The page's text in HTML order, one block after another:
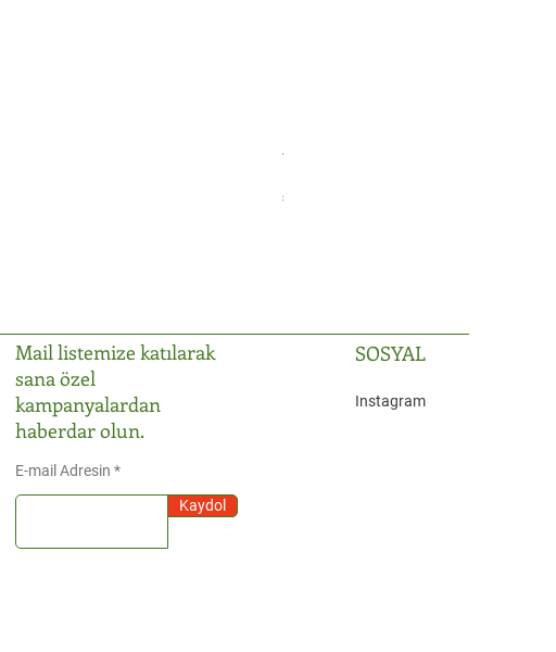
The Prism
Fiyat
₺2.999,99
Mail listemize katılarak
sana özel
kampanyalardan
haberdar olun.
E-mail Adresin
Kaydol
SOSYAL
Instagram